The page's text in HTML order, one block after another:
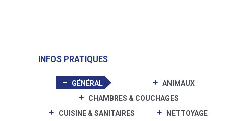
INFOS PRATIQUES
GÉNÉRAL
ANIMAUX
CHAMBRES & COUCHAGES
CUISINE & SANITAIRES
NETTOYAGE